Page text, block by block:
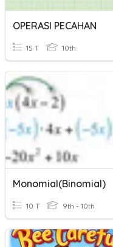
OPERASI PECAHAN
15 T 10th
Monomial(Binomial)
10 T 9th - 10th